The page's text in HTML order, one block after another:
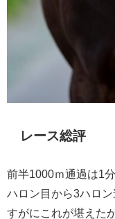
レース総評
前半1000ｍ通過は1
ハロン目から3ハロ
すがにこれが堪えた